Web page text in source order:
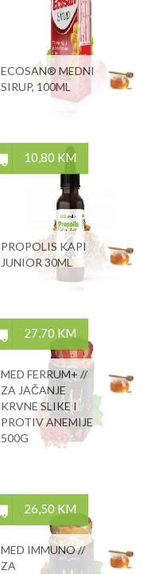
ECOSAN® MEDNI
SIRUP, 100ML
10,80 KM
PROPOLIS KAPI
JUNIOR 30ML
27,70 KM
MED FERRUM+ //
ZA JAČANJE
KRVNE SLIKE I
PROTIV ANEMIJE
500G
26,50 KM
MED IMMUNO //
ZA